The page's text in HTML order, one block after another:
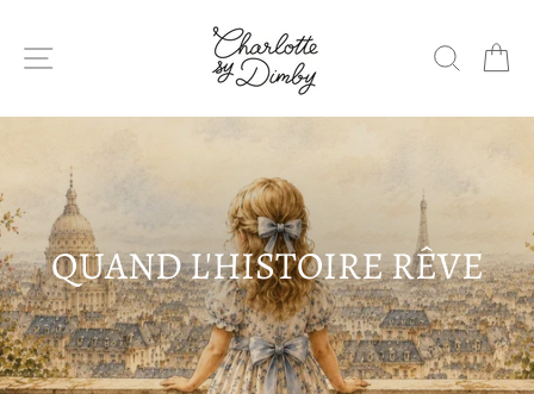
contenu
NAVIGATION DU SITE
QUAND L'HISTOIRE RÊVE